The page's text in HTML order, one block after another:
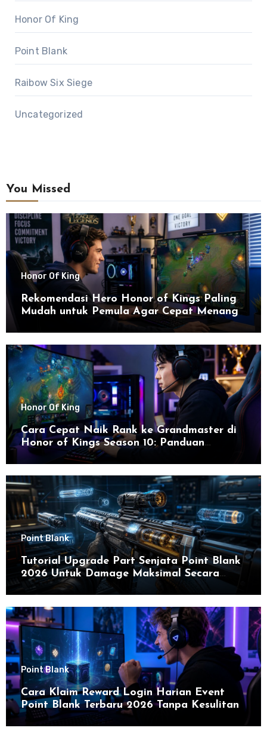
Honor Of King
Point Blank
Raibow Six Siege
Uncategorized
You Missed
Honor Of King
Rekomendasi Hero Honor of Kings Paling
Mudah untuk Pemula Agar Cepat Menang
Honor Of King
Cara Cepat Naik Rank ke Grandmaster di
Honor of Kings Season 10: Panduan
Lengkap dan Strategi Terbaru untuk Sukses
di 2026
Point Blank
Tutorial Upgrade Part Senjata Point Blank
2026 Untuk Damage Maksimal Secara
Efektif
Point Blank
Cara Klaim Reward Login Harian Event
Point Blank Terbaru 2026 Tanpa Kesulitan